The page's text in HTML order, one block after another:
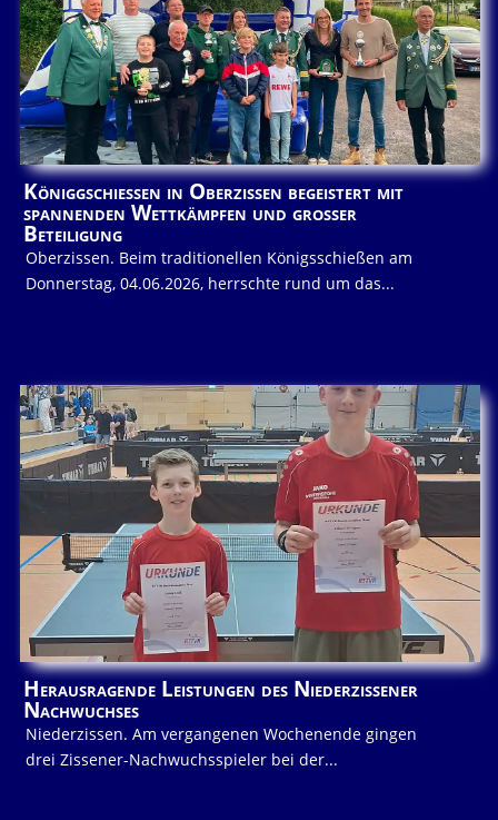
Königgschießen in Oberzissen begeistert mit
spannenden Wettkämpfen und großer
Beteiligung
Oberzissen. Beim traditionellen Königsschießen am
Donnerstag, 04.06.2026, herrschte rund um das...
Herausragende Leistungen des Niederzissener
Nachwuchses
Niederzissen. Am vergangenen Wochenende gingen
drei Zissener-Nachwuchsspieler bei der...